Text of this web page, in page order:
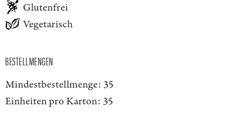
Glutenfrei
Vegetarisch
BESTELLMENGEN
Mindestbestellmenge: 35
Einheiten pro Karton: 35